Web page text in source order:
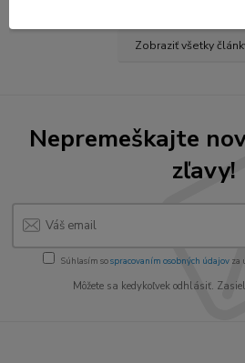
Zobraziť všetky
Nepremeškajte
zľavy!
Súhlasím sospracovaním osobných údajov za
Môžete sa kedykoľvek odhlásiť.